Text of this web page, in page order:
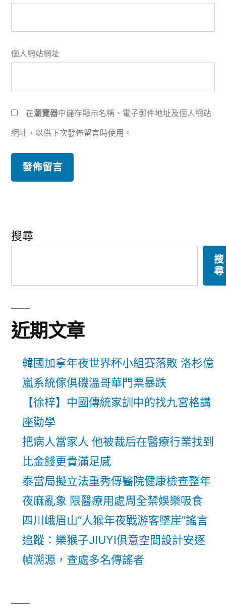
個人網站網址
在瀏覽器中儲存顯示名稱、電子郵件地址及個人網站
網址，以供下次發佈留言時使用。
搜尋
搜
尋
近期文章
韓國加拿年夜世界杯小組賽落敗 洛杉億
嵐系統傢俱磯溫哥華門票暴跌
【徐梓】中國傳統家訓中的找九宮格講
座勸學
把病人當家人 他被裁后在醫療行業找到
比金錢更貴滿足感
泰當局擬立法重秀傳醫院健康檢查整年
夜麻亂象 限醫療用處周全禁娛樂吸食
四川峨眉山“人猴年夜戰游客墜崖”謠言
追蹤：樂猴子JIUYI俱意空間設計安逐
幀溯源，查處多名傳謠者